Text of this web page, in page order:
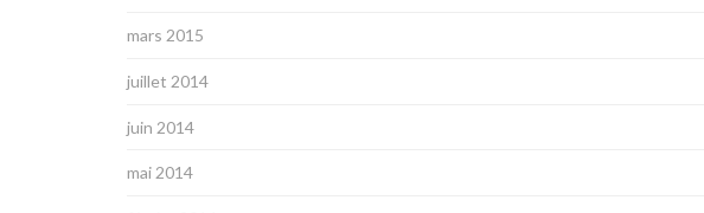
mars 2015
juillet 2014
juin 2014
mai 2014